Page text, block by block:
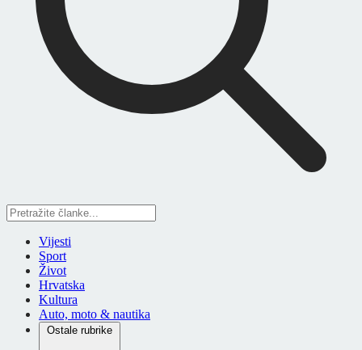
Vijesti
Sport
Život
Hrvatska
Kultura
Auto, moto & nautika
Ostale rubrike